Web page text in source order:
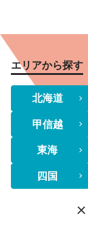
エリアから探す
北海道
甲信越
東海
四国